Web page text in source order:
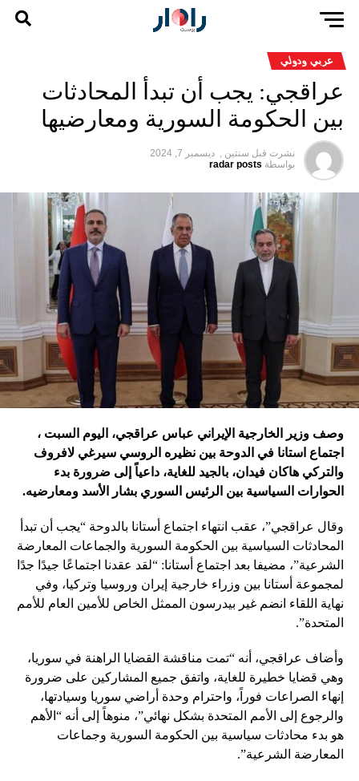
عربي ودولي
عراقجي: يجب أن تبدأ المحادثات
بين الحكومة السورية ومعارضيها
نشرت قبل سنتين , ديسمبر 7, 2024
بواسطة radar posts
وصف وزير الخارجية الإيراني عباس عراقجي، اليوم السبت ،
اجتماع استانا في الدوحة بين نظيره الروسي سيرغي لافروف
والتركي هاكان فيدان، بالجيد للغاية، داعياً إلى ضرورة بدء
الحوارات السياسية بين الرئيس السوري بشار الأسد ومعارضيه.
وقال عراقجي”، عقب انتهاء اجتماع أستانا بالدوحة “يجب أن تبدأ
المحادثات السياسية بين الحكومة السورية والجماعات المعارضة
الشرعية”، مضيفا بعد اجتماع أستانا: “لقد عقدنا اجتماعًا جيدًا جدًا
لمجموعة أستانا بين وزراء خارجية إيران وروسيا وتركيا، وفي
نهاية اللقاء انضم غير بيدرسون الممثل الخاص للأمين العام للأمم
المتحدة”.
وأضاف عراقجي، أنه “تمت مناقشة القضايا الراهنة في سوريا،
وهي قضايا خطيرة للغاية، واتفق جميع المشاركين على ضرورة
إنهاء الصراعات فوراً، واحترام وحدة أراضي سوريا وسيادتها،
والرجوع إلى الأمم المتحدة بشكل نهائي”، منوهاً إلى أنه “الأهم
هو بدء محادثات سياسية بين الحكومة السورية وجماعات
المعارضة الشرعية”.